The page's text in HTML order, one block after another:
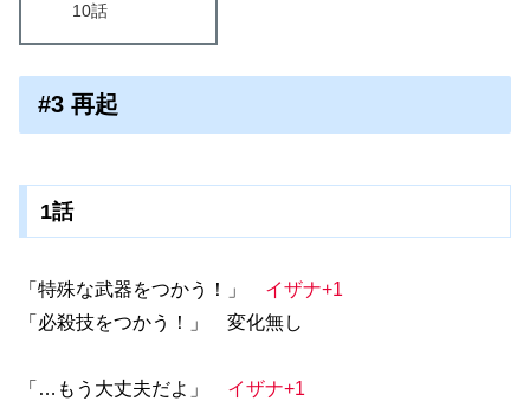
10話
#3 再起
1話
「特殊な武器をつかう！」 イザナ+1
「必殺技をつかう！」 変化無し
「…もう大丈夫だよ」 イザナ+1